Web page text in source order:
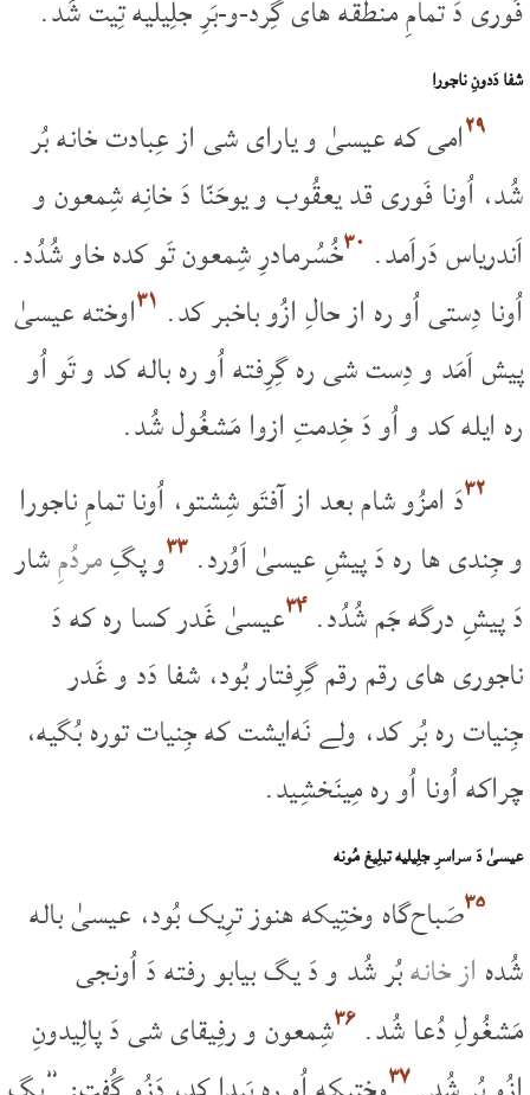
فَوری دَ تمامِ منطقه های گِرد-و-بَرِ جلِیلیه تِیت شُد.
شفا دَدونِ ناجورا
۲۹امی که عیسیٰ و یارای شی از عِبادت خانه بُر
شُد، اُونا فَوری قد یعقُوب و یوحَنّا دَ خانِه شِمعون و
اَندریاس دَراَمد. ۳۰خُسُرمادرِ شِمعون تَو کده خاو شُدُد.
اُونا دِستی اُو ره از حالِ ازُو باخبر کد. ۳۱اوخته عیسیٰ
پیش اَمَد و دِست شی ره گِرِفته اُو ره باله کد و تَو اُو
ره ایله کد و اُو دَ خِدمتِ ازوا مَشغُول شُد.
۳۲دَ امزُو شام بعد از آفتَو شِشتو، اُونا تمامِ ناجورا
و جِندی ها ره دَ پیشِ عیسیٰ اَوُرد.۳۳و پگِمردُمِشار
دَ پیشِ درگه جَم شُدُد.۳۴عیسیٰ غَدر کسا ره که دَ
ناجوری های رقم رقم گِرِفتار بُود، شفا دَد و غَدر
جِنیات ره بُر کد، ولے نَه‌ایشت که جِنیات توره بُگیه،
چراکه اُونا اُو ره مِینَخشِید.
عیسیٰ دَ سراسرِ جلِیلیه تبلِیغ مُونه
۳۵صَباح‌گاه وختِیکه هنوز ترِیک بُود، عیسیٰ باله
شُده از خانهبُر شُد و دَ یگ بیابو رفته دَ اُونجی
مَشغُولِ دُعا شُد.۳۶شِمعون و رفِیقای شی دَ پالِیدونِ
۳۷